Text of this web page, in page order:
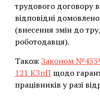
трудового договору
відповідні
(внесення змін до
роботодавця).
ТакожЗаконом
121 КЗпП щодо
працівників у разі